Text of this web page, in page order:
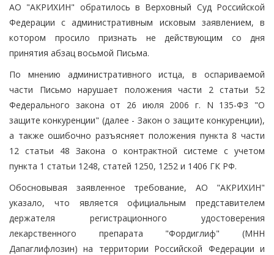
АО "АКРИХИН" обратилось в Верховный Суд Российской
Федерации с административным исковым заявлением, в
котором просило признать не действующим со дня
принятия абзац восьмой Письма.
По мнению административного истца, в оспариваемой
части Письмо нарушает положения части 2 статьи 52
Федерального закона от 26 июля 2006 г. N 135-ФЗ "О
защите конкуренции" (далее - Закон о защите конкуренции),
а также ошибочно разъясняет положения пункта 8 части
12 статьи 48 Закона о контрактной системе с учетом
пункта 1 статьи 1248, статей 1250, 1252 и 1406 ГК РФ.
Обосновывая заявленное требование, АО "АКРИХИН"
указало, что является официальным представителем
держателя регистрационного удостоверения
лекарственного препарата "Фордиглиф" (МНН
Дапаглифлозин) на территории Российской Федерации и